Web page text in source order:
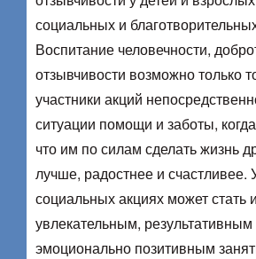
социальных и
Воспитание человечности,
отзывчивости возможно только
участники акций
ситуации помощи и заботы,
что им по силам сделать жизнь
лучше, радостнее и счастливее.
социальных акциях может стать
увлекательным, результативным
эмоционально позитивным